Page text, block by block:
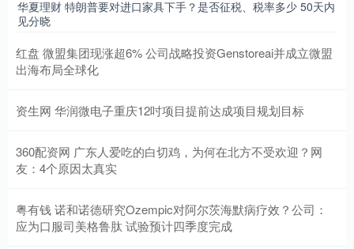
华夏理财 特朗普要对进口家具下手？是否征税、税率多少 50天内
见分晓
红盘 微盟集团现涨超6% 公司战略投资Genstoreai并成立微盟
出海布局全球化
资生网 华润微电子重庆12吋项目提前达成项目规划目标
360配资网 广东人爱吃的白切鸡，为何在北方不受欢迎？网
友：4个原因太真实
粤有钱 诺和诺德研究Ozempic对阿尔茨海默病疗效？公司：
应为口服司美格鲁肽 试验预计四季度完成